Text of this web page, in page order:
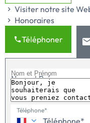
dépendance et
exposé.Pompe à chaleur
Visiter notre site
Honoraires
Téléphoner
Nom et Prénom
Téléphone*